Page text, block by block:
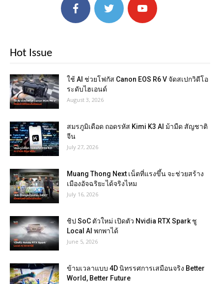
Hot Issue
ใช้ AI ช่วยโฟกัส Canon EOS R6 V จัดสเปกวิดีโอ
ระดับไฮเอนด์
August 3, 2026
สมรภูมิเดือด ถอดรหัส Kimi K3 AI ม้ามืด สัญชาติ
จีน
July 27, 2026
Muang Thong Next เน็ตที่แรงขึ้น จะช่วยสร้าง
เมืองอัจฉริยะได้จริงไหม
July 16, 2026
ชิป SoC ตัวใหม่ เปิดตัว Nvidia RTX Spark ชู
Local AI พกพาได้
June 5, 2026
ข้ามเวลาแบบ 4D นิทรรศการเสมือนจริง Better
World, Better Future